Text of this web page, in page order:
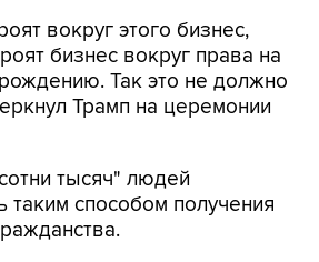
вокруг этого бизнес,
бизнес вокруг права на
Так это не должно
Трамп на церемонии
тысяч" людей
таким способом получения